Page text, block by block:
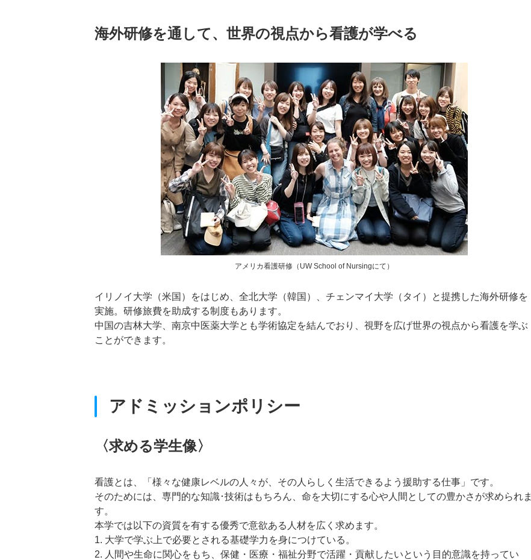
海外研修を通して、世界の視点から看護が学べる
アメリカ看護研修（UW School of Nursingにて）
イリノイ大学（米国）をはじめ、全北大学（韓国）、チェンマイ大学（タイ）と提携した海外研修を
実施。研修旅費を助成する制度もあります。
中国の吉林大学、南京中医薬大学とも学術協定を結んでおり、視野を広げ世界の視点から看護を学ぶ
ことができます。
アドミッションポリシー
〈求める学生像〉
看護とは、「様々な健康レベルの人々が、その人らしく生活できるよう援助する仕事」です。
そのためには、専門的な知識･技術はもちろん、命を大切にする心や人間としての豊かさが求められま
す。
本学では以下の資質を有する優秀で意欲ある人材を広く求めます。
1. 大学で学ぶ上で必要とされる基礎学力を身につけている。
2. 人間や生命に関心をもち、保健・医療・福祉分野で活躍・貢献したいという目的意識を持ってい